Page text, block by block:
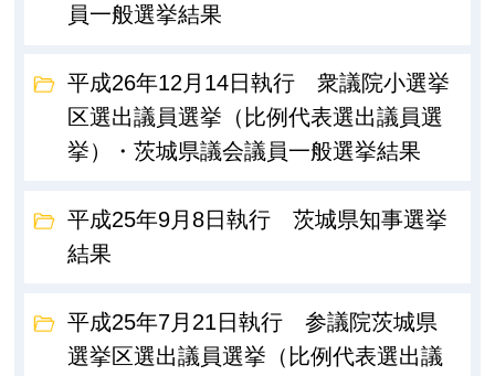
員一般選挙結果
平成26年12月14日執行 衆議院小選挙
区選出議員選挙（比例代表選出議員選
挙）・茨城県議会議員一般選挙結果
平成25年9月8日執行 茨城県知事選挙
結果
平成25年7月21日執行 参議院茨城県
選挙区選出議員選挙（比例代表選出議